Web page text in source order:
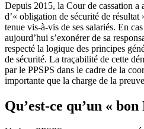
Depuis 2015, la Cour de cassation a
d’« obligation de sécurité de résultat
tenue vis-à-vis de ses salariés. En
aujourd’hui s’exonérer de sa
respecté la logique des principes
de sécurité. La traçabilité de cette
par le PPSPS dans le cadre de la
importante que la charge de la
Qu’est-ce qu’un « bon